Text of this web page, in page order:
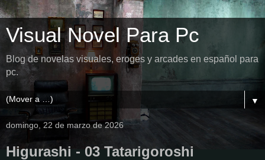
Visual Novel Para Pc
Blog de novelas visuales, eroges y arcades en español para
pc.
▼
domingo, 22 de marzo de 2026
Higurashi - 03 Tatarigoroshi